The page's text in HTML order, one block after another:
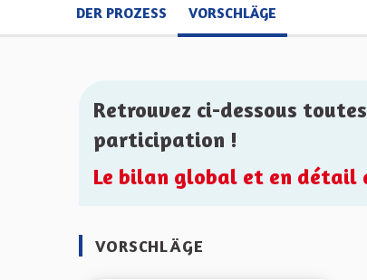
DER PROZESS VORSCHLÄGE
Retrouvez ci-dessous
participation !
Le bilan global et en
VORSCHLÄGE